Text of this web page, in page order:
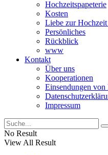
Hochzeitspapeterie
Kosten
Liebe zur
Persönliches
Rückblick
www
Kontakt
Über uns
Kooperationen
Einsendungen von
Impressum
No Result
View All Result